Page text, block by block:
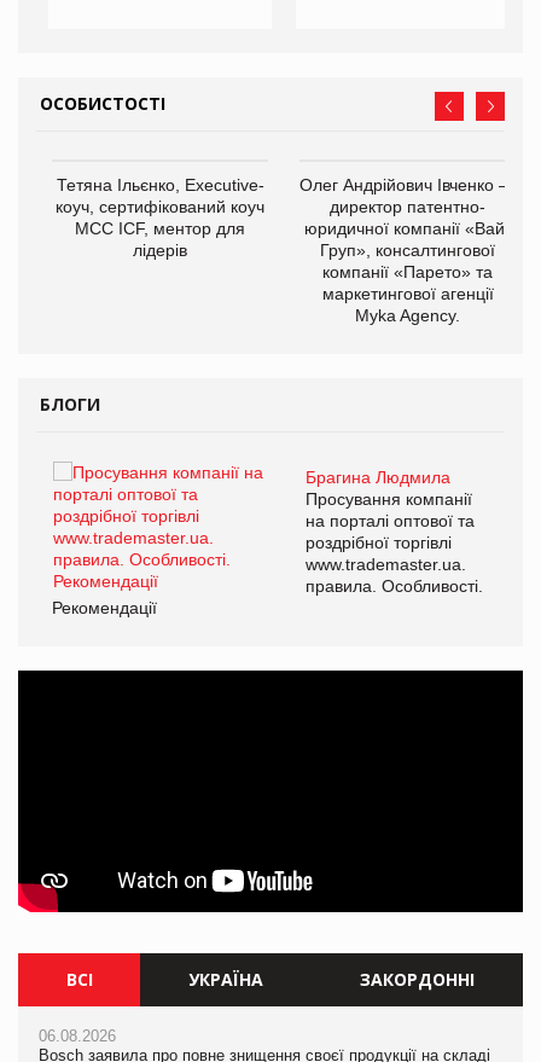
ОСОБИСТОСТІ
Тетяна Ільєнко, Executive-
коуч, сертифікований коуч
МСС ICF, ментор для
лідерів
Олег Андрійович Івченко —
директор патентно-
юридичної компанії «Вайз
Груп», консалтингової
компанії «Парето» та
маркетингової агенції
Myka Agency.
БЛОГИ
Брагина Людмила
Просування компанії
на порталі оптової та
роздрібної торгівлі
www.trademaster.ua.
правила. Особливості.
Рекомендації
ВСІ УКРАЇНА ЗАКОРДОННІ
06.08.2026
Bosch заявила про повне знищення своєї продукції на складі
06.08.2026
Bosch заявила про повне знищення своєї продукції на складі
06.08.2026
Bosch заявила про повне знищення своєї продукції на складі